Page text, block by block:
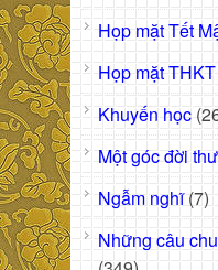
Họp mặt Tết
Họp mặt THKT
Khuyến học
Một góc đời
Ngẫm nghĩ(7)
Những câu